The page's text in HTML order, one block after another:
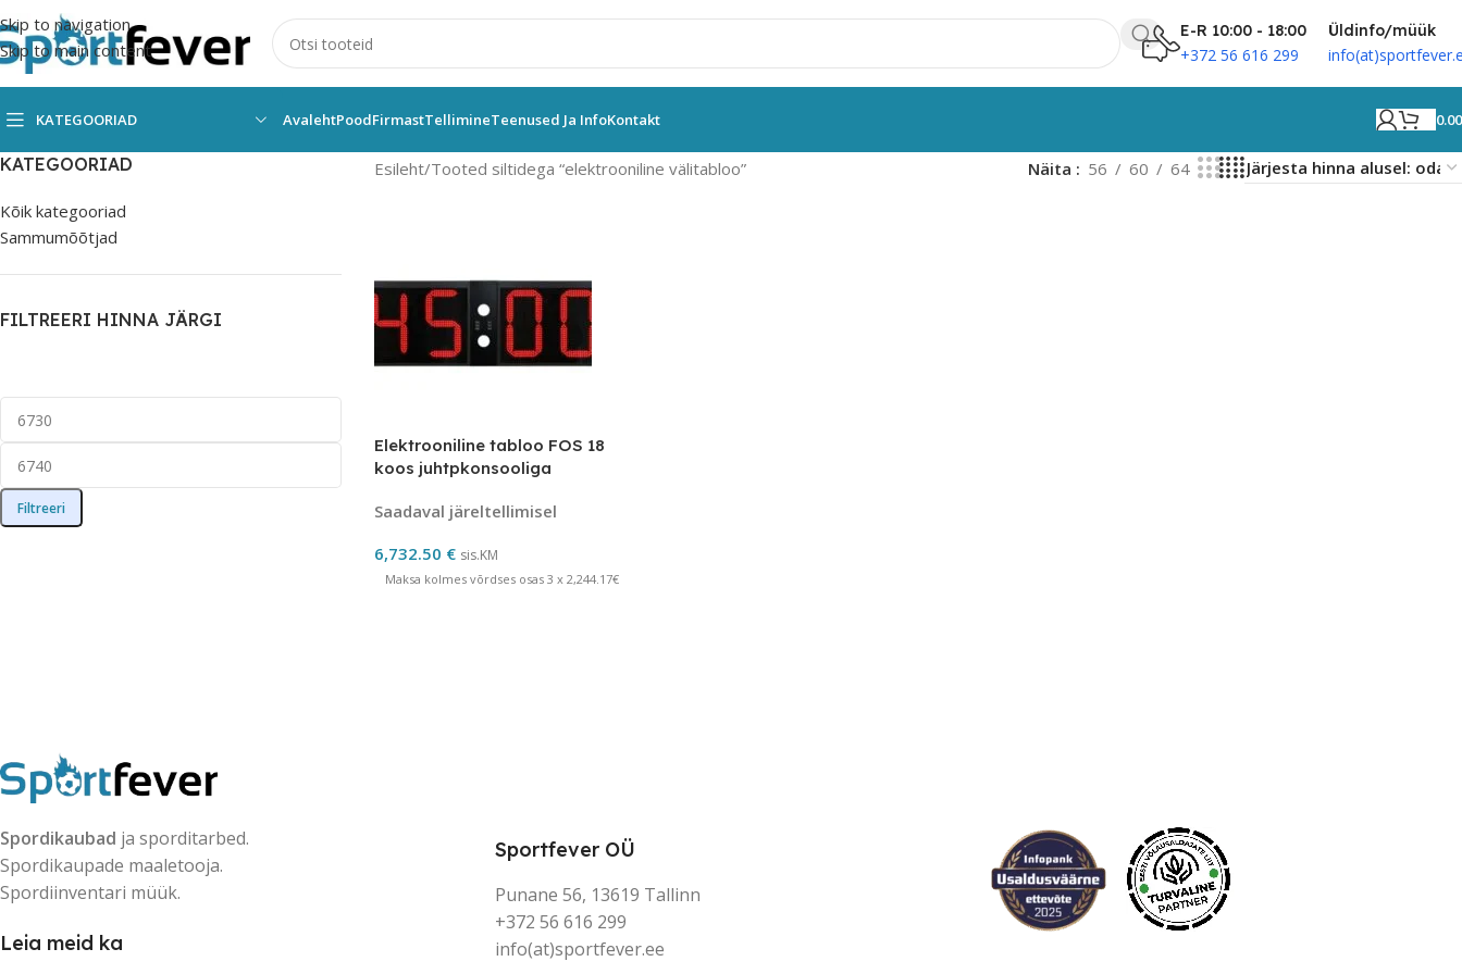
Skip to navigation
Skip to main content
E-R 10:00 - 18:00
+372 56 616 299
Üldinfo/müük
KATEGOORIAD AvalehtPoodFirmastTellimineTeenused Ja InfoKontakt
KATEGOORIAD
Kõik kategooriad
Sammumõõtjad
FILTREERI HINNA JÄRGI
Filtreeri
Esileht Tooted siltidega “elektrooniline välitabloo” Näita 56 60 64
Elektrooniline tabloo FOS 18
koos juhtpkonsooliga
Saadaval järeltellimisel
6,732.50 € sis.KM
Maksa kolmes võrdses osas 3 x 2,244.17€
Spordikaubad ja sporditarbed.
Spordikaupade maaletooja.
Spordiinventari müük.
Leia meid ka
Sportfever OÜ
Punane 56, 13619 Tallinn
+372 56 616 299
info(at)sportfever.ee